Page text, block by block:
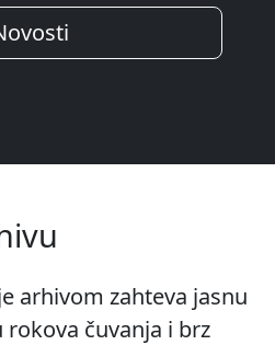
arhivom zahteva jasnu
čuvanja i brz